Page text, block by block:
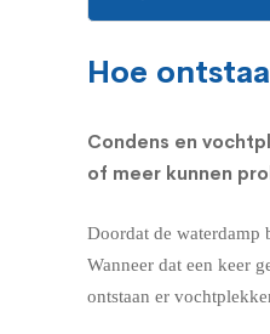
Hoe
Condens en
of meer kunnen
Doordat de waterdamp
Wanneer dat een keer
ontstaan er